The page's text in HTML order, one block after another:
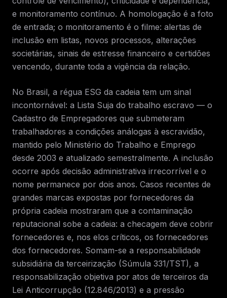
e monitoramento contínuo. A homologação é a foto
de entrada; o monitoramento é o filme: alertas de
inclusão em listas, novos processos, alterações
societárias, sinais de estresse financeiro e certidões
vencendo, durante toda a vigência da relação.
No Brasil, a régua ESG da cadeia tem um sinal
incontornável: a Lista Suja do trabalho escravo — o
Cadastro de Empregadores que submeteram
trabalhadores a condições análogas à escravidão,
mantido pelo Ministério do Trabalho e Emprego
desde 2003 e atualizado semestralmente. A inclusão
ocorre após decisão administrativa irrecorrível e o
nome permanece por dois anos. Casos recentes de
grandes marcas expostas por fornecedores da
própria cadeia mostraram que a contaminação
reputacional sobe a cadeia: a checagem deve cobrir
fornecedores e, nos elos críticos, os fornecedores
dos fornecedores. Somam-se a responsabilidade
subsidiária da terceirização (Súmula 331/TST), a
responsabilização objetiva por atos de terceiros da
Lei Anticorrupção (12.846/2013) e a pressão